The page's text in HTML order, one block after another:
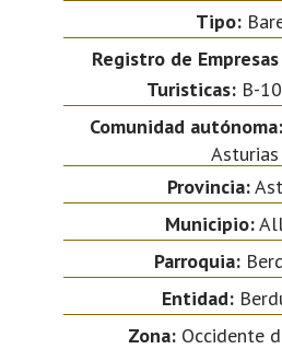
Tipo:
Registro de
Turisticas: B-
Comunidad autónoma:
Asturias
Provincia:
Municipio:
Parroquia:
Entidad:
Zona:Occidente